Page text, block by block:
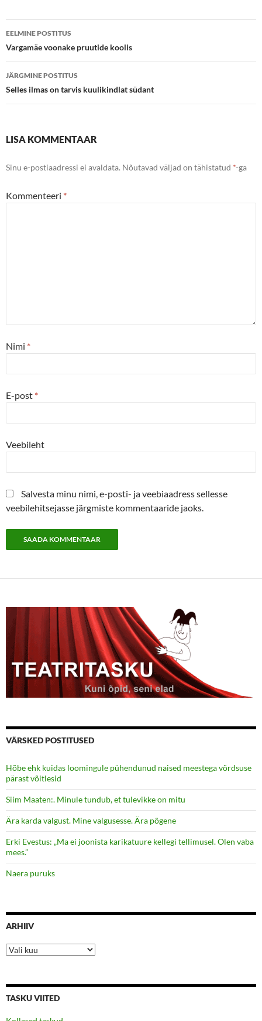
Postituste
töölaud
EELMINE POSTITUS
Vargamäe voonake pruutide koolis
JÄRGMINE POSTITUS
Selles ilmas on tarvis kuulikindlat südant
LISA KOMMENTAAR
Sinu e-postiaadressi ei avaldata. Nõutavad väljad on tähistatud *-ga
Kommenteeri *
Nimi *
E-post *
Veebileht
Salvesta minu nimi, e-posti- ja veebiaadress sellesse
veebilehitsejasse järgmiste kommentaaride jaoks.
VÄRSKED POSTITUSED
Hõbe ehk kuidas loomingule pühendunud naised meestega võrdsuse
pärast võitlesid
Siim Maaten:. Minule tundub, et tulevikke on mitu
Ära karda valgust. Mine valgusesse. Ära põgene
Erki Evestus: „Ma ei joonista karikatuure kellegi tellimusel. Olen vaba
mees.”
Naera puruks
ARHIIV
Arhiiv
TASKU VIITED